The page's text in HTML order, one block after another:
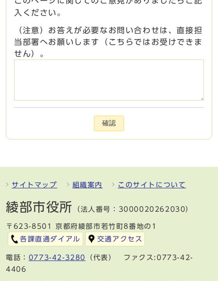
入ください。
（注意）お答えが必要なお問い合わせは、直接担
当部署へお願いします（こちらではお受けできま
せん）。
確認
サイトマップ 組織案内 このサイトについて
綾部市役所 （法人番号：3000020262030）
〒623-8501 京都府綾部市若竹町8番地の1
各課直通ダイアル
交通アクセス
電話： 0773-42-3280
（代表） ファクス:0773-42-
4406